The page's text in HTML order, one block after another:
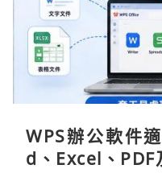
WPS辦公軟件
d、Excel、PDF